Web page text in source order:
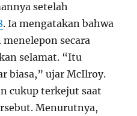
setelah
. Ia mengatakan bahwa
secara
selamat. “Itu
biasa,” ujar McIlroy.
cukup terkejut saat
Menurutnya,